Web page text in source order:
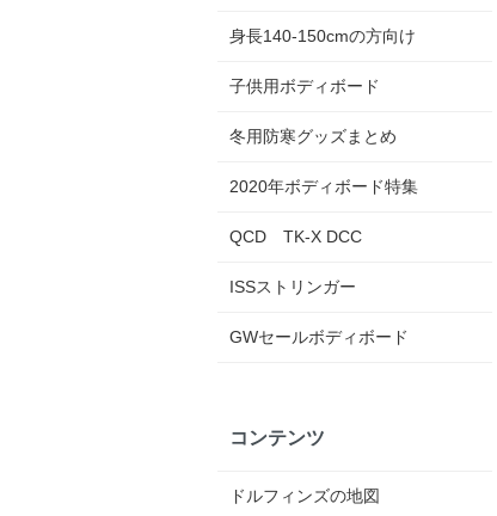
身長140-150cmの方向け
子供用ボディボード
冬用防寒グッズまとめ
2020年ボディボード特集
QCD TK-X DCC
ISSストリンガー
GWセールボディボード
コンテンツ
ドルフィンズの地図